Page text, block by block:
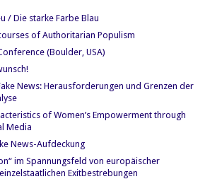
/ Die starke Farbe Blau
of Authoritarian Populism
(Boulder, USA)
News: Herausforderungen und Grenzen der
of Women’s Empowerment through
Media
News-Aufdeckung
im Spannungsfeld von europäischer
Exitbestrebungen